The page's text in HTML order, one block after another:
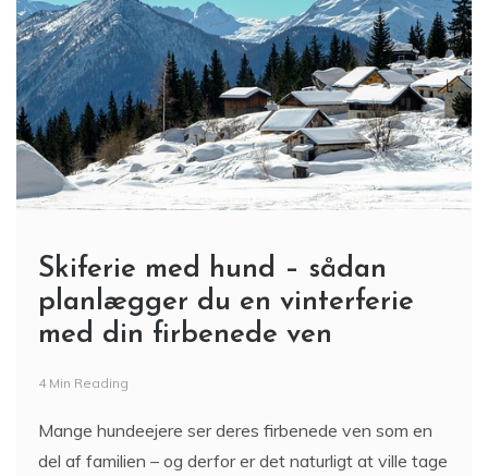
Skiferie med hund – sådan
planlægger du en vinterferie
med din firbenede ven
4 Min Reading
Mange hundeejere ser deres firbenede ven som en
del af familien – og derfor er det naturligt at ville tage